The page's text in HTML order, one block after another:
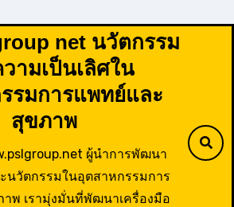
net นวัตกรรม
ามเป็นเลิศใน
รมการแพทย์และ
สุขภาพ
ผู้นำการพัฒนา
นวัตกรรมในอุตสาหกรรมการ
พ เรามุ่งมั่นที่พัฒนาเครื่องมือ